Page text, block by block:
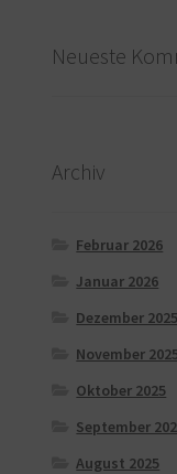
Neueste
Archiv
Februar 2026
Januar 2026
Dezember 2025
November
Oktober 2025
September
August 2025